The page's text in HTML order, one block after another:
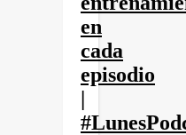
en
cada
episodio
|